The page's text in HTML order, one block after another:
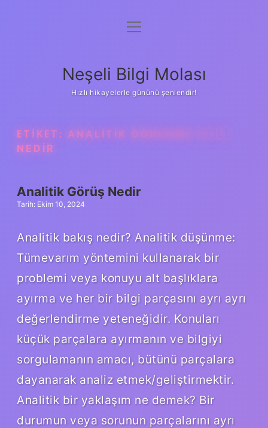
Anasayfa
Yasal Uyarı
menüyü
Neşeli Bilgi Molası
Hızlı hikayelerle gününü şenlendir!
ETIKET: ANALITIK ÖĞRENME STILI
NEDIR
Analitik Görüş Nedir
Tarih: Ekim 10, 2024
Analitik bakış nedir? Analitik düşünme:
Tümevarım yöntemini kullanarak bir
problemi veya konuyu alt başlıklara
ayırma ve her bir bilgi parçasını ayrı ayrı
değerlendirme yeteneğidir. Konuları
küçük parçalara ayırmanın ve bilgiyi
sorgulamanın amacı, bütünü parçalara
dayanarak analiz etmek/geliştirmektir.
Analitik bir yaklaşım ne demek? Bir
durumun veya sorunun parçalarını ayrı